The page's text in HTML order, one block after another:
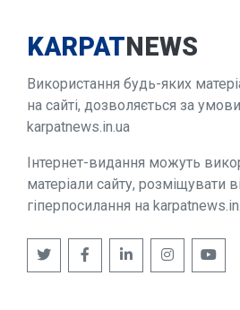
KARPATNEWS
Використання будь-яких
на сайті, дозволяється за
karpatnews.in.ua
Інтернет-видання можуть
матеріали сайту, розміщувати
гіперпосилання на